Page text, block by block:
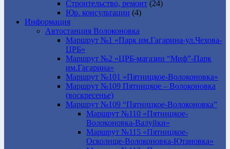
Строительство, ремонт (24)
Юр. консультации (4)
Информация
Автостанция Волоконовка
Маршрут №1 «Парк им.Гагарина-ул.Чехова-
ЦРБ»
Маршрут №2 «ЦРБ-магазин “Миф”-Парк
им.Гагарина»
Маршрут №101 «Пятницкое-Волоконовка»
Маршрут №109 Пятницкое – Волоконовка
(воскресенье)
Маршрут №109 “Пятницкое-Волоконовка”
Маршрут №110 «Пятницкое-
Волоконовка-Валуйки»
Маршрут №115 «Пятницкое-
Осколище-Волоконовка-Ютановка»